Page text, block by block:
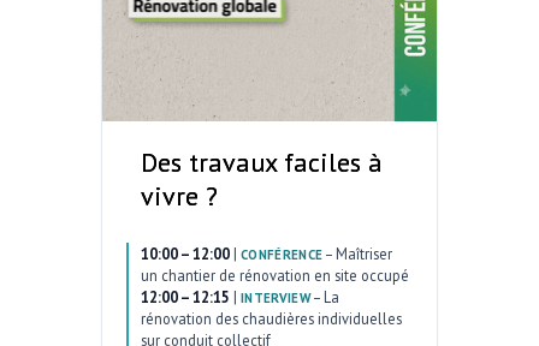
Des travaux faciles à
vivre ?
10:00 – 12:00 | CONFÉRENCE – Maîtriser
un chantier de rénovation en site occupé
12:00 – 12:15 | INTERVIEW– La
rénovation des chaudières individuelles
sur conduit collectif